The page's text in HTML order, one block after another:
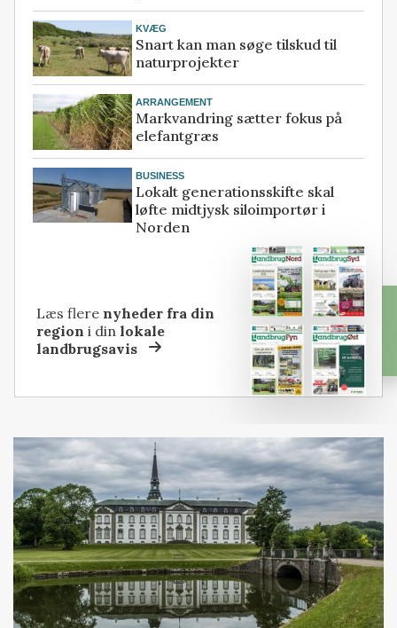
KVÆG
Snart kan man søge tilskud til
naturprojekter
ARRANGEMENT
Markvandring sætter fokus på
elefantgræs
BUSINESS
Lokalt generationsskifte skal
løfte midtjysk siloimportør i
Norden
Læs flere nyheder fra din
region i dinlokale
landbrugsavis